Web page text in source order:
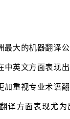
大的机器翻译公
中英文方面表现
加重视专业术语
译方面表现尤为